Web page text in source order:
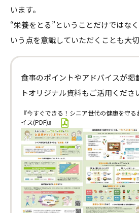
います。
“栄養をとる”ということだけではな
いう点を意識していただくことも大切
食事のポイントやアドバイスが掲
トオリジナル資料もご活用くださ
『今すぐできる！シニア世代の健康を守
イス(PDF)』